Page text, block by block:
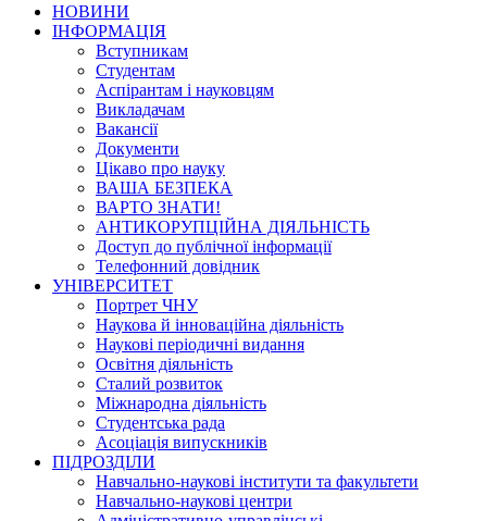
НОВИНИ
ІНФОРМАЦІЯ
Вступникам
Студентам
Аспірантам і науковцям
Викладачам
Вакансії
Документи
Цікаво про науку
ВАША БЕЗПЕКА
ВАРТО ЗНАТИ!
АНТИКОРУПЦІЙНА ДІЯЛЬНІСТЬ
Доступ до публічної інформації
Телефонний довідник
УНІВЕРСИТЕТ
Портрет ЧНУ
Наукова й інноваційна діяльність
Наукові періодичні видання
Освітня діяльність
Сталий розвиток
Міжнародна діяльність
Студентська рада
Асоціація випускників
ПІДРОЗДІЛИ
Навчально-наукові інститути та факультети
Навчально-наукові центри